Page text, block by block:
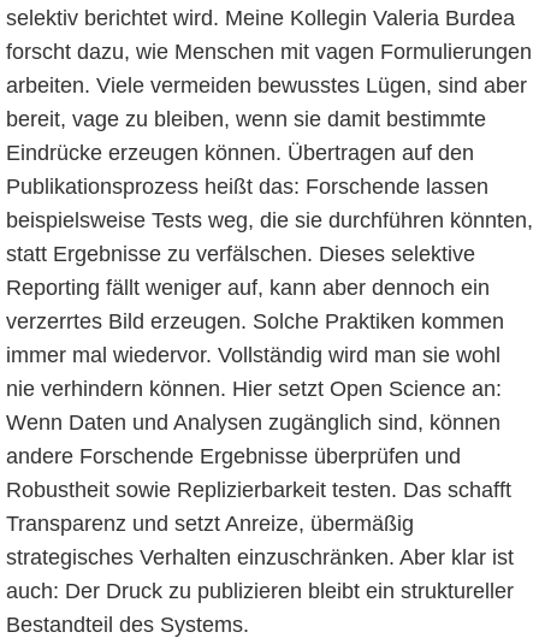
selektiv berichtet wird. Meine Kollegin Valeria Burdea
forscht dazu, wie Menschen mit vagen Formulierungen
arbeiten. Viele vermeiden bewusstes Lügen, sind aber
bereit, vage zu bleiben, wenn sie damit bestimmte
Eindrücke erzeugen können. Übertragen auf den
Publikationsprozess heißt das: Forschende lassen
beispielsweise Tests weg, die sie durchführen könnten,
statt Ergebnisse zu verfälschen. Dieses selektive
Reporting fällt weniger auf, kann aber dennoch ein
verzerrtes Bild erzeugen. Solche Praktiken kommen
immer mal wiedervor. Vollständig wird man sie wohl
nie verhindern können. Hier setzt Open Science an:
Wenn Daten und Analysen zugänglich sind, können
andere Forschende Ergebnisse überprüfen und
Robustheit sowie Replizierbarkeit testen. Das schafft
Transparenz und setzt Anreize, übermäßig
strategisches Verhalten einzuschränken. Aber klar ist
auch: Der Druck zu publizieren bleibt ein struktureller
Bestandteil des Systems.